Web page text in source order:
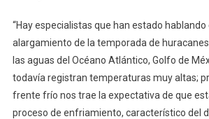
“Hay especialistas que han estado hablando
alargamiento de la temporada de
las aguas del Océano Atlántico, Golfo de
todavía registran temperaturas muy altas;
frente frío nos trae la expectativa de que
proceso de enfriamiento, característico del